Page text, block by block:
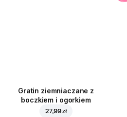
Gratin ziemniaczane z
boczkiem i ogorkiem
27,99 zł